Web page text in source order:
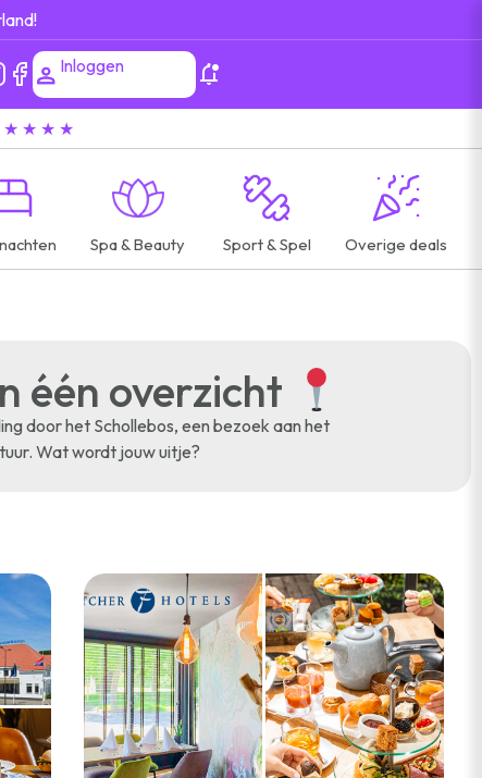
Inloggen
★ ★ ★ ★
Spa & Beauty Sport & Spel Overige deals
één overzicht
door het Schollebos, een bezoek aan het
Wat wordt jouw uitje?